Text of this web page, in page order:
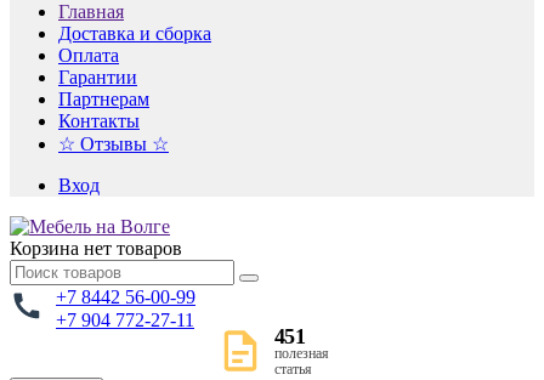
Главная
Доставка и сборка
Оплата
Гарантии
Партнерам
Контакты
☆ Отзывы ☆
Вход
Корзина нет товаров
+7 8442 56-00-99
+7 904 772-27-11
451
полезная
статья